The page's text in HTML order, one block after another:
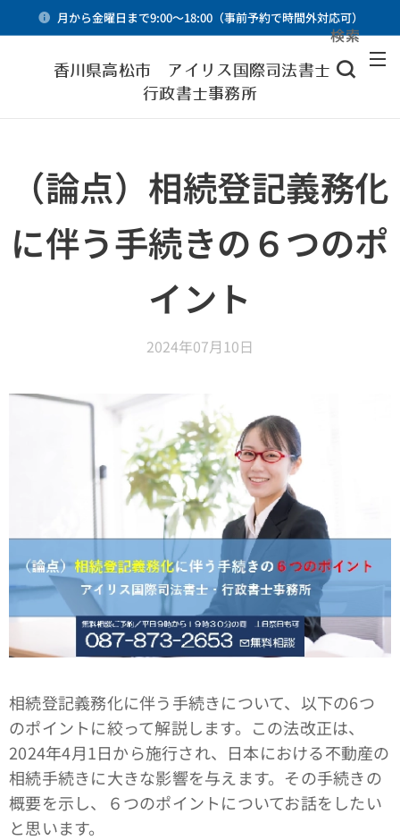
月から金曜日まで9:00～18:00（事前予約で時間外対応可）
香川県高松市 アイリス国際司法書士・
行政書士事務所
検索
（論点）相続登記義務化
に伴う手続きの６つのポ
イント
2024年07月10日
相続登記義務化に伴う手続きについて、以下の6つ
のポイントに絞って解説します。この法改正は、
2024年4月1日から施行され、日本における不動産の
相続手続きに大きな影響を与えます。その手続きの
概要を示し、６つのポイントについてお話をしたい
と思います。